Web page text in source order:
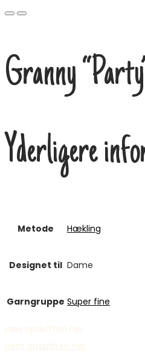
Granny
Yderligere
Metode Hækling
Designet til Dame
Garngruppe Super fine
Læs opskriften her
Hent opskriften her